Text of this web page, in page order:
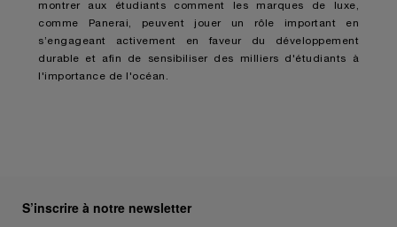
montrer aux étudiants comment les marques de luxe,
comme Panerai, peuvent jouer un rôle important en
s’engageant activement en faveur du développement
durable et afin de sensibiliser des milliers d'étudiants à
l'importance de l'océan.
S’inscrire à notre newsletter